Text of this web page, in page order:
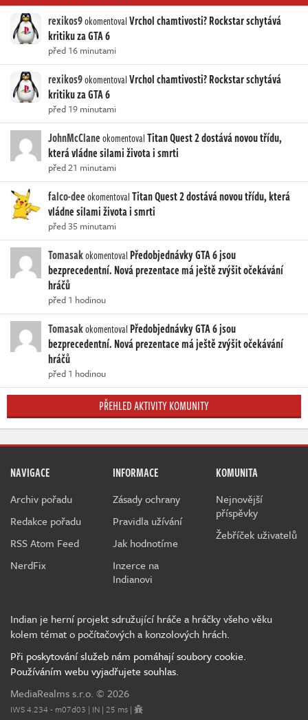
rexikos9okomentovalVrchol chamtivosti? Rockstar schytává
kritiku za GTA 6
před 16 minutami
rexikos9okomentovalVrchol chamtivosti? Rockstar schytává
kritiku za GTA 6
před 19 minutami
JohnMcClaneokomentovalTitan Quest 2 dostává novou třídu,
která vládne silami života i smrti
před 21 minutami
falco-deeokomentovalTitan Quest 2 dostává novou třídu, která
vládne silami života i smrti
před 35 minutami
Tomasakokomentoval Předobjednávky GTA 6 jsou
bezprecedentní. Nová prezentace má ještě zvýšit očekávání
hráčů
před 1 hodinou
Tomasakokomentoval Předobjednávky GTA 6 jsou
bezprecedentní. Nová prezentace má ještě zvýšit očekávání
hráčů
před 1 hodinou
PŘEHLED AKTIVITY KOMUNITY
NAVIGACE
Archiv pořadu
Redakce pořadu
RSS Atom Feed
NerdFix
INFORMACE
Zásady ochrany
Pravidla užívání
Jak hodnotíme
Inzerce na
Indianovi
KOMUNITA
Nejnovější
příspěvky
Žebříček uživatelů
Indian je herní projekt sdružující hráče a hráčky všeho věku
kolem témat o počítačových a konzolových hrách.
Při poskytování služeb nám pomáhají soubory cookie.
Používáním webu vyjadřujete souhlas.
MediaRealms s.r.o. © 2026
IWS 4.234 - m07d03 | IN | 25 ms |